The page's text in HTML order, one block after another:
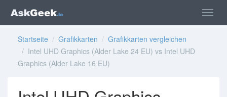
Startseite / Grafikkarten / Grafikkarten vergleichen
/ Intel UHD Graphics (Alder Lake 24 EU) vs Intel UHD
Graphics (Alder Lake 16 EU)